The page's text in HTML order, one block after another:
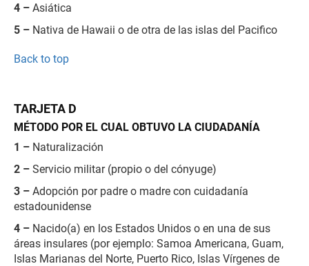
4 – Asiática
5 – Nativa de Hawaii o de otra de las islas del Pacifico
Back to top
TARJETA D
MÉTODO POR EL CUAL OBTUVO LA CIUDADANÍA
1 – Naturalización
2 – Servicio militar (propio o del cónyuge)
3 – Adopción por padre o madre con cuidadanía
estadounidense
4 – Nacido(a) en los Estados Unidos o en una de sus
áreas insulares (por ejemplo: Samoa Americana, Guam,
Islas Marianas del Norte, Puerto Rico, Islas Vírgenes de